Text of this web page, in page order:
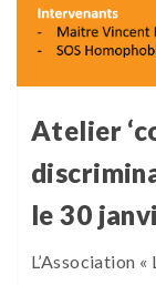
Atelier
le 30
L’Association